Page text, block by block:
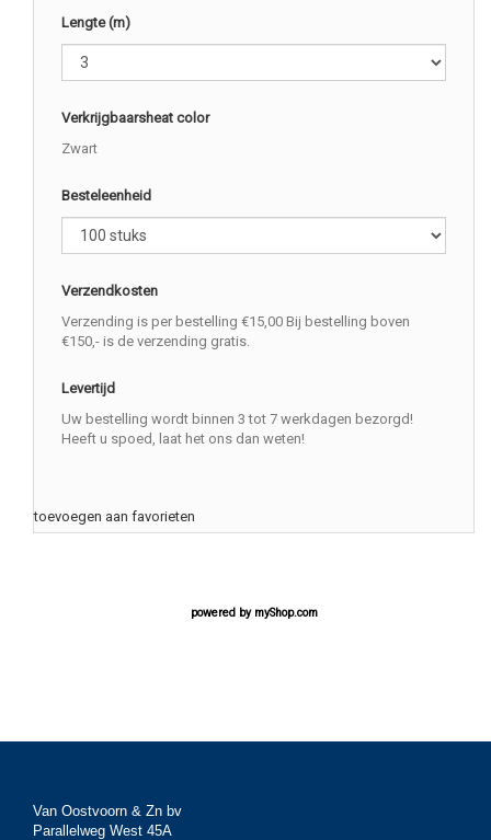
Lengte (m)
Verkrijgbaarsheat color
Zwart
Besteleenheid
Verzendkosten
Verzending is per bestelling €15,00 Bij bestelling boven
€150,- is de verzending gratis.
Levertijd
Uw bestelling wordt binnen 3 tot 7 werkdagen bezorgd!
Heeft u spoed, laat het ons dan weten!
toevoegen aan favorieten
powered by myShop.com
Van Oostvoorn & Zn bv
Parallelweg West 45A